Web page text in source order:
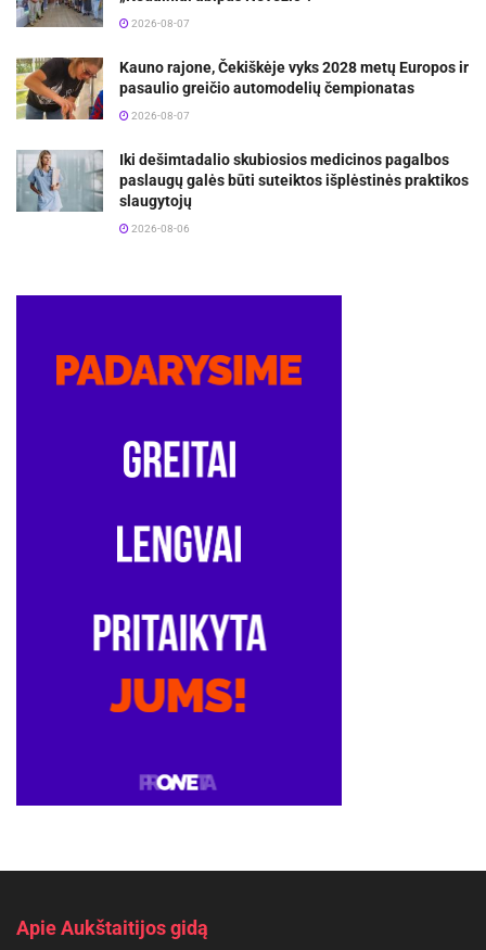
2026-08-07
Kauno rajone, Čekiškėje vyks 2028 metų Europos ir
pasaulio greičio automodelių čempionatas
2026-08-07
Iki dešimtadalio skubiosios medicinos pagalbos
paslaugų galės būti suteiktos išplėstinės praktikos
slaugytojų
2026-08-06
Apie Aukštaitijos gidą